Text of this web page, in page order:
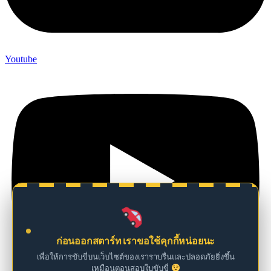
ก่อนออกสตาร์ท เราขอใช้คุกกี้หน่อยนะ
เพื่อให้การขับขี่บนเว็บไซต์ของเราราบรื่นและปลอดภัยยิ่งขึ้น
เหมือนตอนสอบใบขับขี่
Youtube